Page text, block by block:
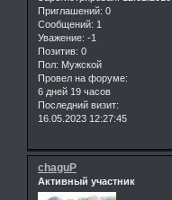
Приглашений: 0
Сообщений: 1
Уважение: -1
Позитив: 0
Пол: Мужской
Провел на форуме:
6 дней 19 часов
Последний визит:
16.05.2023 12:27:45
chaguP
Активный участник